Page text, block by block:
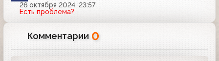
26 октября 2024, 23:57
Есть проблема?
Комментарии 0